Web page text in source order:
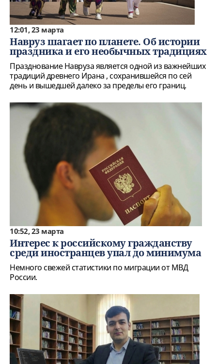
12:01, 23 марта
Навруз шагает по планете. Об истории
праздника и его необычных традициях
Празднование Навруза является одной из важнейших
традиций древнего Ирана , сохранившейся по сей
день и вышедшей далеко за пределы его границ.
10:52, 23 марта
Интерес к российскому гражданству
среди иностранцев упал до минимума
Немного свежей статистики по миграции от МВД
России.